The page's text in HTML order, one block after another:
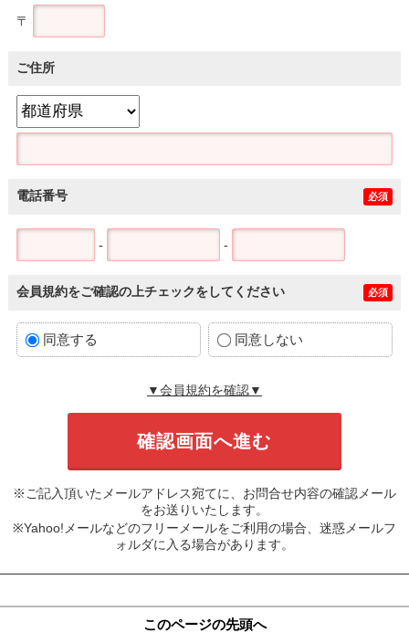
〒
ご住所
電話番号 必須
- -
会員規約をご確認の上チェックをしてください 必須
同意する 同意しない
▼会員規約を確認▼
※ご記入頂いたメールアドレス宛てに、お問合せ内容の確認メール
をお送りいたします。
※Yahoo!メールなどのフリーメールをご利用の場合、迷惑メールフ
ォルダに入る場合があります。
このページの先頭へ